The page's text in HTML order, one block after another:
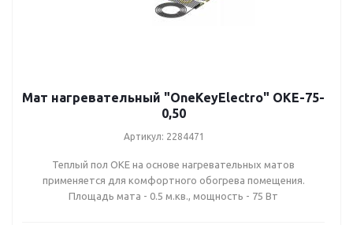
ТСП-2000-10,0
Мат нагревательный "OneKeyElectro" OKE-75-
0,50
Артикул: 2284471
Теплый пол OKE на основе нагревательных матов
применяется для комфортного обогрева помещения.
Площадь мата - 0.5 м.кв., мощность - 75 Вт